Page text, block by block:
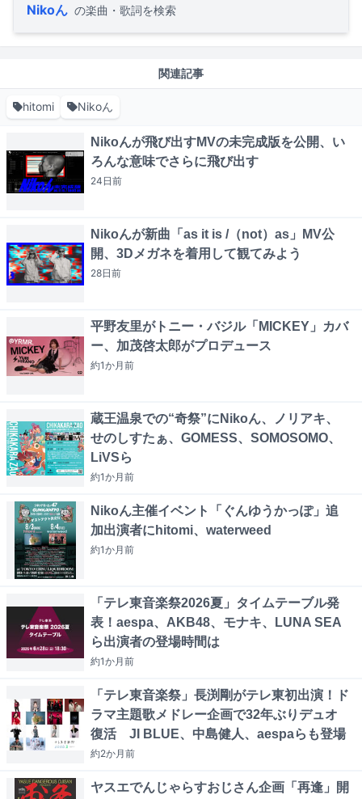
Nikoん の楽曲・歌詞を検索
関連記事
hitomi Nikoん
Nikoんが飛び出すMVの未完成版を公開、い
ろんな意味でさらに飛び出す
24日前
Nikoんが新曲「as it is /（not）as」MV公
開、3Dメガネを着用して観てみよう
28日前
平野友里がトニー・バジル「MICKEY」カバ
ー、加茂啓太郎がプロデュース
約1か月前
蔵王温泉での“奇祭”にNikoん、ノリアキ、
せのしすたぁ、GOMESS、SOMOSOMO、
LiVSら
約1か月前
Nikoん主催イベント「ぐんゆうかっぽ」追
加出演者にhitomi、waterweed
約1か月前
「テレ東音楽祭2026夏」タイムテーブル発
表！aespa、AKB48、モナキ、LUNA SEA
ら出演者の登場時間は
約1か月前
「テレ東音楽祭」長渕剛がテレ東初出演！ド
ラマ主題歌メドレー企画で32年ぶりデュオ
復活 JI BLUE、中島健人、aespaらも登場
約2か月前
ヤスエでんじゃらすおじさん企画「再逢」開